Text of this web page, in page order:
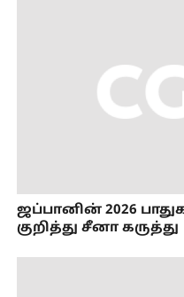
ஜப்பானின் 2026
குறித்து சீனா கருத்து